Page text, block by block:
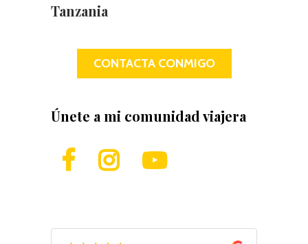
Tanzania
CONTACTA CONMIGO
Únete a mi comunidad viajera